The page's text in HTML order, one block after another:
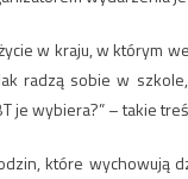
w kraju, w którym
radzą sobie w
je wybiera?” – takie
które wychowują